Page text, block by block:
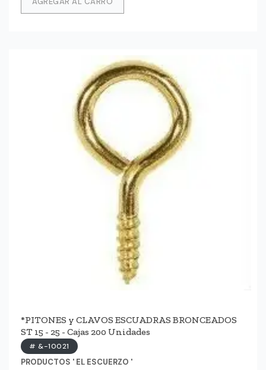
*PITONES y CLAVOS ESCUADRAS BRONCEADOS
ST 15 - 25 - Cajas 200 Unidades
# &-10021
PRODUCTOS ' EL ESCUERZO '